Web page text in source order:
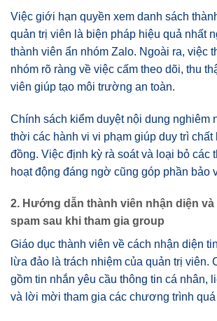
Việc giới hạn quyền xem danh sách
quản trị viên là biện pháp hiệu quả nhất
thành viên ẩn nhóm Zalo. Ngoài ra, việc
nhóm rõ ràng về việc cấm theo dõi, thu
viên giúp tạo môi trường an toàn.
Chính sách kiểm duyệt nội dung nghiêm
thời các hành vi vi phạm giúp duy trì
đồng. Việc định kỳ rà soát và loại bỏ các
hoạt động đáng ngờ cũng góp phần bảo
2. Hướng dẫn thành viên nhận diện
spam sau khi tham gia group
Giáo dục thành viên về cách nhận diện
lừa đảo là trách nhiệm của quản trị viên.
gồm tin nhắn yêu cầu thông tin cá nhân,
và lời mời tham gia các chương trình quá